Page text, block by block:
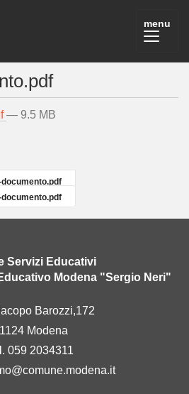
— 9.5 MB
Servizi Educativi
Modena "Sergio Neri"
Barozzi,172
Modena
059 2034311